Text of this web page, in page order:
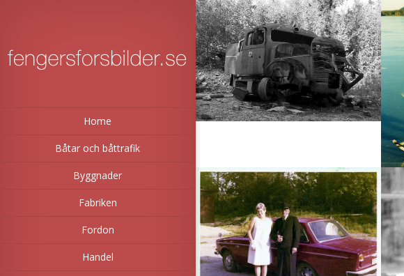
Home
Båtar och båttrafik
Byggnader
Fabriken
Fordon
Handel